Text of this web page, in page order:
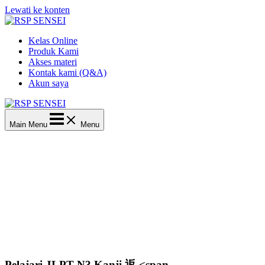
Lewati ke konten
Kelas Online
Produk Kami
Akses materi
Kontak kami (Q&A)
Akun saya
Main Menu Menu